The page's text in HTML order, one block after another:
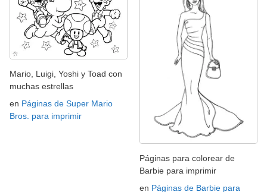
Mario, Luigi, Yoshi y Toad con
muchas estrellas
en Páginas de Super Mario
Bros. para imprimir
Páginas para colorear de
Barbie para imprimir
en Páginas de Barbie para